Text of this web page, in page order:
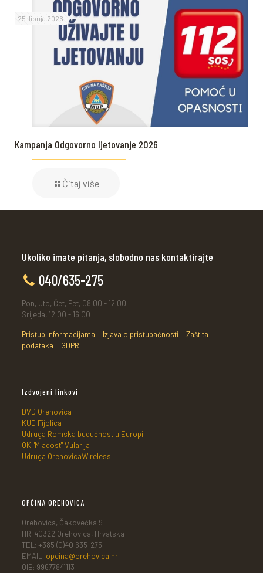
25. lipnja 2026.
Kampanja Odgovorno ljetovanje 2026
Čitaj više
Ukoliko imate pitanja, slobodno nas kontaktirajte
040/635-275
Pon, Uto, Čet, Pet, 08:00 - 12:00
Srijeda, 12:00 - 16:00
Pristup informacijama Izjava o pristupačnosti
Zaštita
podataka
GDPR
Izdvojeni linkovi
DVD Orehovica
KUD Fijolica
Udruga Romska budućnost u Europi
OK "Mladost" Vularija
Udruga OrehovicaWireless
OPĆINA OREHOVICA
Orehovica, Čakovečka 9
HR-40322 Orehovica, Hrvatska
TEL: +385 (0)40 635-275
EMAIL: opcina@orehovica.hr
OIB: 99677841113